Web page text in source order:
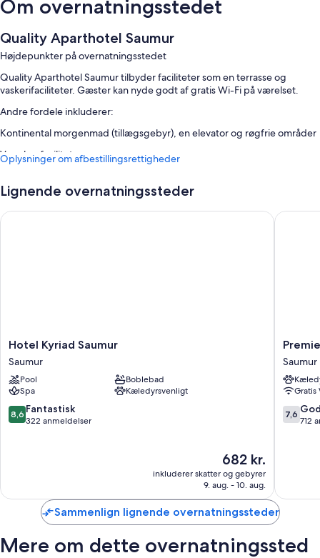
Om overnatningsstedet
Quality Aparthotel Saumur
Højdepunkter på overnatningsstedet
Quality Aparthotel Saumur tilbyder faciliteter som en terrasse og
vaskerifaciliteter. Gæster kan nyde godt af gratis Wi-Fi på værelset.
Andre fordele inkluderer:
Kontinental morgenmad (tillægsgebyr), en elevator og røgfrie områder
Værelsesfaciliteter
aircondition samt andre goder som gratis Wi-Fi og kontorer.
Andre faciliteter på værelserne tæller:
Oplysninger om afbestillingsrettigheder
Lignende overnatningssteder
Hotel
Kyriad
Saumur
Saumur
Hotel Kyriad Saumur
Saumur
Pool
Boblebad
Spa
Kæledyrsvenligt
8.6
ud
8,6 Fantastisk
322 anmeldelser
Prisen
er
682 kr.
682 kr.
inkluderer skatter og gebyrer
9. aug. - 10. aug.
Hotel Kyriad Saumur
Classe
Saumur
Saumur
Saumur
Gratis
7.6
ud
7,6
712
Sammenlign lignende overnatningssteder
Mere om dette overnatningssted